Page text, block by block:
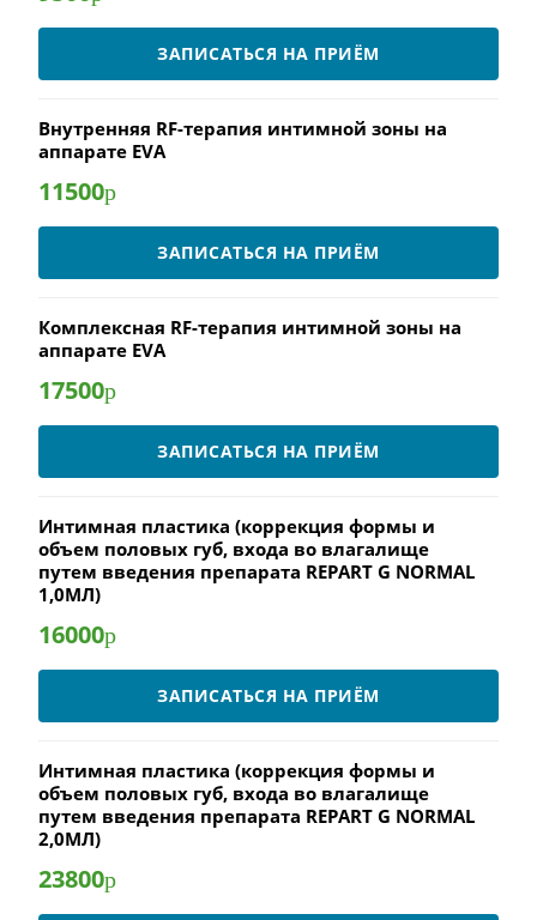
ЗАПИСАТЬСЯ НА ПРИЁМ
Внутренняя RF-терапия интимной зоны на
аппарате EVA
11500р
ЗАПИСАТЬСЯ НА ПРИЁМ
Комплексная RF-терапия интимной зоны на
аппарате EVA
17500р
ЗАПИСАТЬСЯ НА ПРИЁМ
Интимная пластика (коррекция формы и
объем половых губ, входа во влагалище
путем введения препарата REPART G NORMAL
1,0МЛ)
16000р
ЗАПИСАТЬСЯ НА ПРИЁМ
Интимная пластика (коррекция формы и
объем половых губ, входа во влагалище
путем введения препарата REPART G NORMAL
2,0МЛ)
23800р